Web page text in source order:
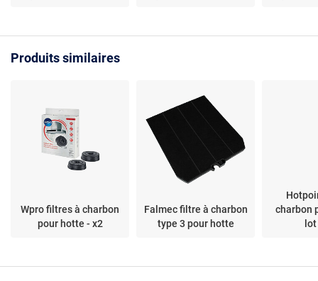
Produits similaires
Wpro filtres à charbon
pour hotte - x2
Falmec filtre à charbon
type 3 pour hotte
charbon